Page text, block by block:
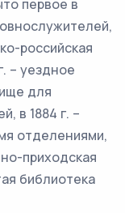
первое в
российская
– уездное
для
в 1884 г. –
отделениями,
приходская
библиотека